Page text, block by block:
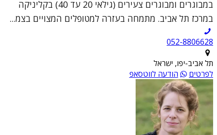
במבוגרים ומבוגרים צעירים (גילאי 20 עד 40) בקליניקה
במרכז תל אביב. מתמחה בעזרה למטופלים המצויים בצמ...
052-8806628
תל אביב-יפו, ישראל
לפרטים
הודעה לווטסאפ